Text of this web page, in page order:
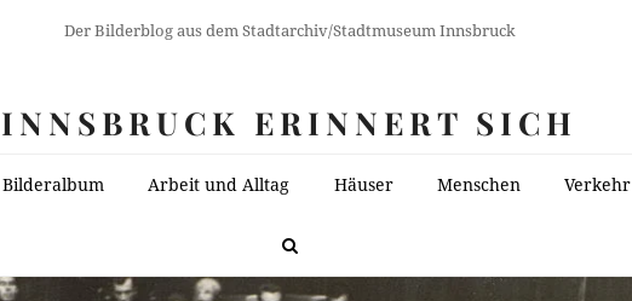
Der Bilderblog aus dem Stadtarchiv/Stadtmuseum Innsbruck
INNSBRUCK ERINNERT SICH
Bilderalbum Arbeit und Alltag Häuser Menschen Verkehr